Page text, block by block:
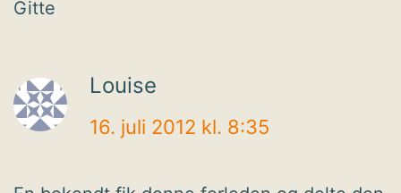
Gitte
Louise
16. juli 2012 kl. 8:35